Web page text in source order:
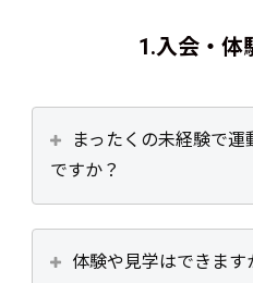
1.入会・体
まったくの未経験で
ですか？
体験や見学はできます